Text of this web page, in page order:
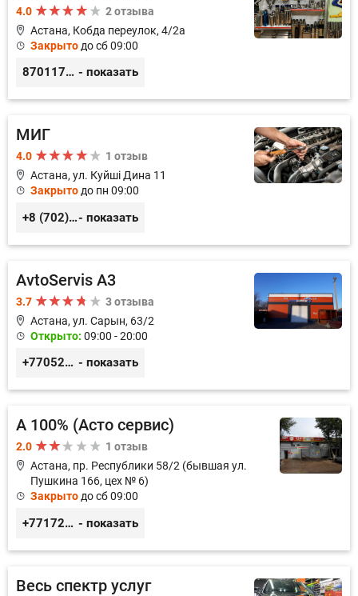
4.0
2 отзыва
Астана, Кобда переулок, 4/2а
Закрыто до сб 09:00
87011754444 - показать
МИГ
4.0
1 отзыв
Астана, ул. Кyйшi Дина 11
Закрыто до пн 09:00
+8 (702) 303-65-93, +8 (701) 749-39-24, +8 (7172) 35-38-94- показать
AvtoServis A3
3.7
3 отзыва
Астана, ул. Сарын, 63/2
Открыто: 09:00 - 20:00
+77052327760 - показать
А 100% (Асто сервис)
2.0
1 отзыв
Астана, пр. Республики 58/2 (бывшая ул.
Пушкина 166, цех № 6)
Закрытодо сб 09:00
+77172395101 - показать
Весь спектр услуг